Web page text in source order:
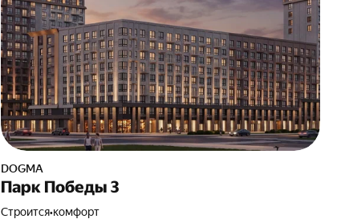
DOGMA
Парк Победы 3
Строится•комфорт